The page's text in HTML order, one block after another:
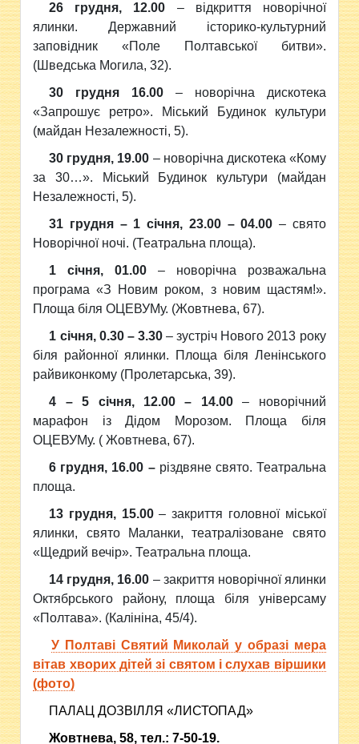
26 грудня, 12.00 – відкриття новорічної
ялинки. Державний історико-культурний
заповідник «Поле Полтавської битви».
(Шведська Могила, 32).
30 грудня 16.00 – новорічна дискотека
«Запрошує ретро». Міський Будинок культури
(майдан Незалежності, 5).
30 грудня, 19.00 – новорічна дискотека «Кому
за 30…». Міський Будинок культури (майдан
Незалежності, 5).
31 грудня – 1 січня, 23.00 – 04.00 – свято
Новорічної ночі. (Театральна площа).
1 січня, 01.00 – новорічна розважальна
програма «З Новим роком, з новим щастям!».
Площа біля ОЦЕВУМу. (Жовтнева, 67).
1 січня, 0.30 – 3.30– зустріч Нового 2013 року
біля районної ялинки. Площа біля Ленінського
райвиконкому (Пролетарська, 39).
4 – 5 січня, 12.00 – 14.00– новорічний
марафон із Дідом Морозом. Площа біля
ОЦЕВУМу. ( Жовтнева, 67).
6 грудня, 16.00 – різдвяне свято. Театральна
площа.
13 грудня, 15.00– закриття головної міської
ялинки, свято Маланки, театралізоване свято
«Щедрий вечір». Театральна площа.
14 грудня, 16.00 – закриття новорічної ялинки
Октябрського району, площа біля універсаму
«Полтава». (Калініна, 45/4).
У Полтаві Святий Миколай у образі мера
вітав хворих дітей зі святом і слухав віршики
(фото)
ПАЛАЦ ДОЗВІЛЛЯ «ЛИСТОПАД»
Жовтнева, 58, тел.: 7-50-19.